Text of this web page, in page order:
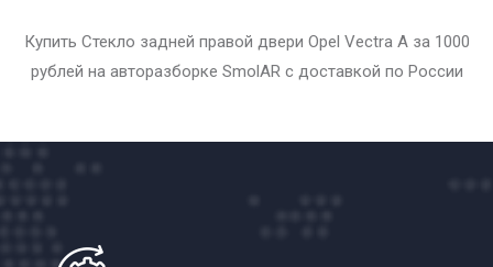
Купить Стекло задней правой двери Opel Vectra A за 1000
рублей на авторазборке SmolAR с доставкой по России